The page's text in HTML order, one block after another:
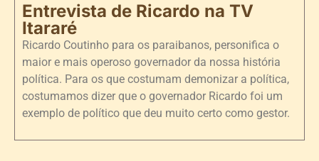
Entrevista de Ricardo na TV
Itararé
Ricardo Coutinho para os paraibanos, personifica o
maior e mais operoso governador da nossa história
política. Para os que costumam demonizar a política,
costumamos dizer que o governador Ricardo foi um
exemplo de político que deu muito certo como gestor.